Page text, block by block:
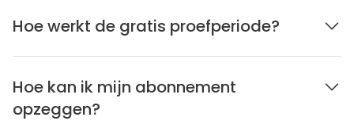
Hoe werkt de gratis proefperiode?
Hoe kan ik mijn abonnement
opzeggen?